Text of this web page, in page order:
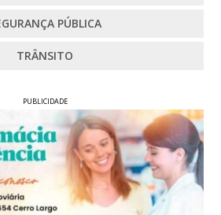
PÚBLICA
TRÂNSITO
PUBLICIDADE